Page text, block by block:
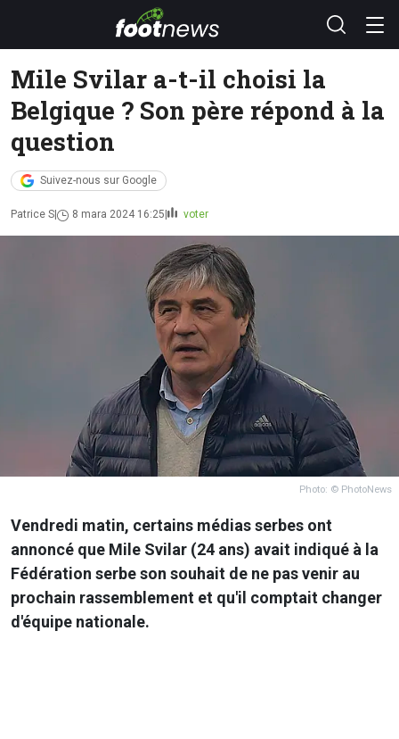
Mile Svilar a-t-il choisi la
Belgique ? Son père répond à la
question
Suivez-nous sur Google
Patrice S 8 mara 2024 16:25 voter
Photo: © PhotoNews
Vendredi matin, certains médias serbes ont
annoncé que Mile Svilar (24 ans) avait indiqué à la
Fédération serbe son souhait de ne pas venir au
prochain rassemblement et qu'il comptait changer
d'équipe nationale.